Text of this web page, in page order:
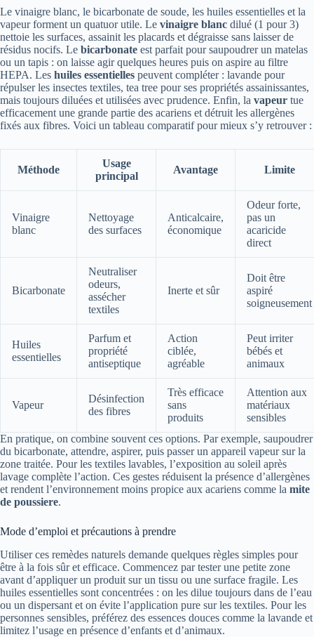
Le vinaigre blanc, le bicarbonate de soude, les huiles essentielles et la
vapeur forment un quatuor utile. Le vinaigre blanc dilué (1 pour 3)
nettoie les surfaces, assainit les placards et dégraisse sans laisser de
résidus nocifs. Le bicarbonate est parfait pour saupoudrer un matelas
ou un tapis : on laisse agir quelques heures puis on aspire au filtre
HEPA. Les huiles essentielles peuvent compléter : lavande pour
répulser les insectes textiles, tea tree pour ses propriétés assainissantes,
mais toujours diluées et utilisées avec prudence. Enfin, la vapeur tue
efficacement une grande partie des acariens et détruit les allergènes
fixés aux fibres. Voici un tableau comparatif pour mieux s’y retrouver :
Méthode
Usage
principal
Avantage Limite
Vinaigre
blanc
Nettoyage
des surfaces
Anticalcaire,
économique
Odeur forte,
pas un
acaricide
direct
Bicarbonate
Neutraliser
odeurs,
assécher
textiles
Inerte et sûr
Doit être
aspiré
soigneusement
Huiles
essentielles
Parfum et
propriété
antiseptique
Action
ciblée,
agréable
Peut irriter
bébés et
animaux
Vapeur
Désinfection
des fibres
Très efficace
sans
produits
Attention aux
matériaux
sensibles
En pratique, on combine souvent ces options. Par exemple, saupoudrer
du bicarbonate, attendre, aspirer, puis passer un appareil vapeur sur la
zone traitée. Pour les textiles lavables, l’exposition au soleil après
lavage complète l’action. Ces gestes réduisent la présence d’allergènes
et rendent l’environnement moins propice aux acariens comme la mite
de poussiere.
Mode d’emploi et précautions à prendre
Utiliser ces remèdes naturels demande quelques règles simples pour
être à la fois sûr et efficace. Commencez par tester une petite zone
avant d’appliquer un produit sur un tissu ou une surface fragile. Les
huiles essentielles sont concentrées : on les dilue toujours dans de l’eau
ou un dispersant et on évite l’application pure sur les textiles. Pour les
personnes sensibles, préférez des essences douces comme la lavande et
limitez l’usage en présence d’enfants et d’animaux.